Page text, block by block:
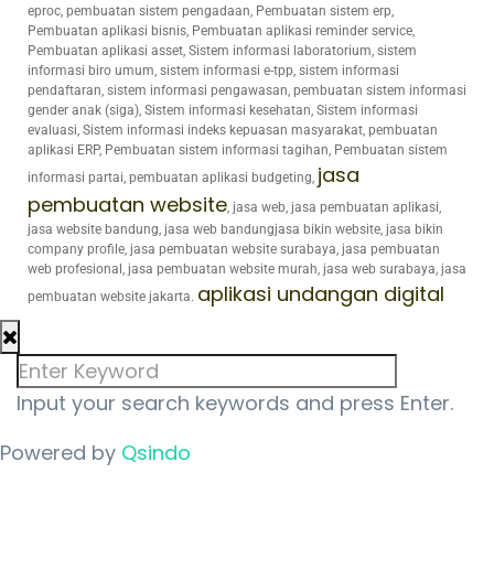
eproc, pembuatan sistem pengadaan, Pembuatan sistem erp,
Pembuatan aplikasi bisnis, Pembuatan aplikasi reminder service,
Pembuatan aplikasi asset, Sistem informasi laboratorium, sistem
informasi biro umum, sistem informasi e-tpp, sistem informasi
pendaftaran, sistem informasi pengawasan, pembuatan sistem informasi
gender anak (siga), Sistem informasi kesehatan, Sistem informasi
evaluasi, Sistem informasi indeks kepuasan masyarakat, pembuatan
aplikasi ERP, Pembuatan sistem informasi tagihan, Pembuatan sistem
informasi partai, pembuatan aplikasi budgeting, jasa
pembuatan website, jasa web, jasa pembuatan aplikasi,
jasa website bandung, jasa web bandungjasa bikin website, jasa bikin
company profile, jasa pembuatan website surabaya, jasa pembuatan
web profesional, jasa pembuatan website murah, jasa web surabaya, jasa
pembuatan website jakarta. aplikasi undangan digital
Input your search keywords and press Enter.
Powered by Qsindo